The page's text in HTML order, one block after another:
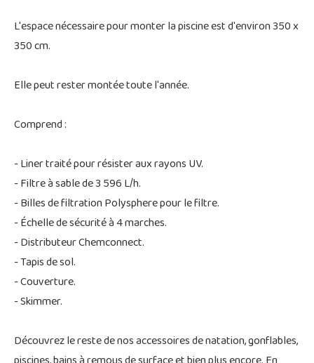
L'espace nécessaire pour monter la piscine est d'environ 350 x
350 cm.
Elle peut rester montée toute l'année.
Comprend :
- Liner traité pour résister aux rayons UV.
- Filtre à sable de 3 596 L/h.
- Billes de filtration Polysphere pour le filtre.
- Échelle de sécurité à 4 marches.
- Distributeur Chemconnect.
- Tapis de sol.
- Couverture.
- Skimmer.
Découvrez le reste de nos accessoires de natation, gonflables,